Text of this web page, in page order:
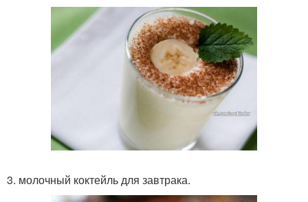
3. молочный коктейль для завтрака.